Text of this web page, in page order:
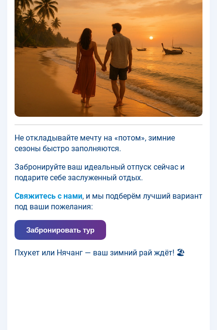
Не откладывайте мечту на «потом», зимние
сезоны быстро заполняются.
Забронируйте ваш идеальный отпуск сейчас и
подарите себе заслуженный отдых.
Свяжитесь с нами, и мы подберём лучший вариант
под ваши пожелания:
Забронировать тур
Пхукет или Нячанг — ваш зимний рай ждёт! 🏖️